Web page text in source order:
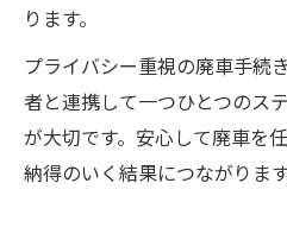
ります。
プライバシー重視の廃車手続
者と連携して一つひとつのス
が大切です。安心して廃車を
納得のいく結果につながります